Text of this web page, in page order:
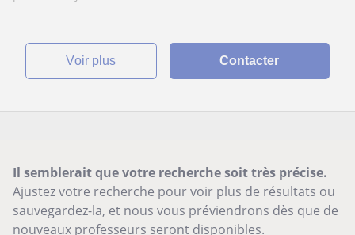
voir plus Contacter
Il semblerait que votre recherche soit très précise.
Ajustez votre recherche pour voir plus de résultats ou
sauvegardez-la, et nous vous préviendrons dès que de
nouveaux professeurs seront disponibles.